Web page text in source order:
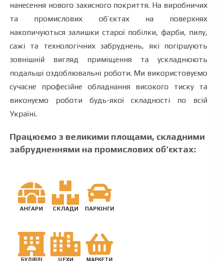
нанесення нового захисного покриття. На виробничих
та промислових об’єктах на поверхнях
накопичуються залишки старої побілки, фарби, пилу,
сажі та технологічних забруднень, які погіршують
зовнішній вигляд приміщення та ускладнюють
подальші оздоблювальні роботи. Ми використовуємо
сучасне професійне обладнання високого тиску та
виконуємо роботи будь-якої складності по всій
Україні.
Працюємо з великими площами, складними
забрудненнями на промислових об’єктах:
АНГАРИ СКЛАДИ ПАРКІНГИ
ЦЕХИ МАРКЕТИ
БУДІВЛІ